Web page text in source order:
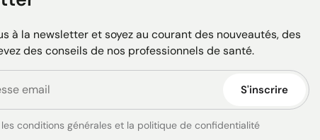
à la newsletter et soyez au courant des nouveautés, des
des conseils de nos professionnels de santé.
S'inscrire
conditions générales et la politique de confidentialité